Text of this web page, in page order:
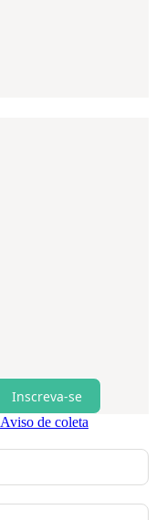
Inscreva-se
Aviso de coleta